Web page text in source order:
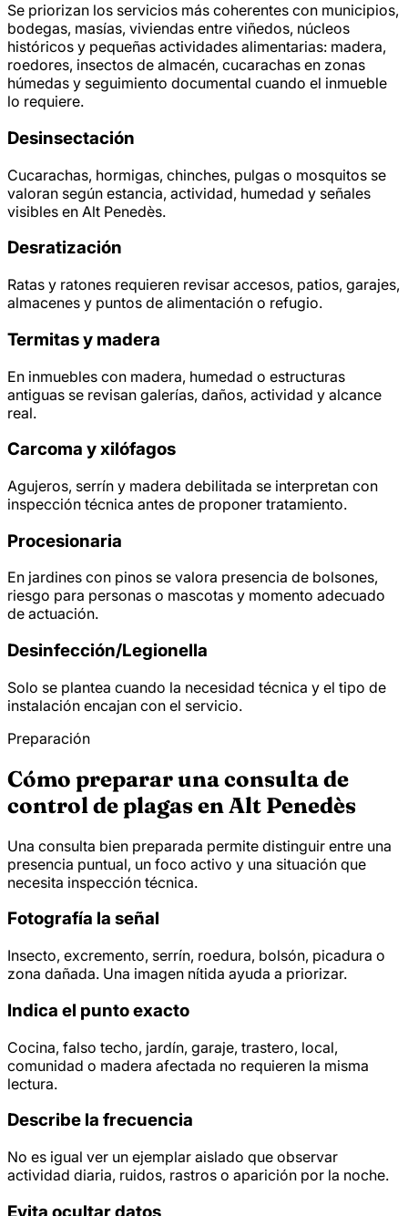
Se priorizan los servicios más coherentes con municipios,
bodegas, masías, viviendas entre viñedos, núcleos
históricos y pequeñas actividades alimentarias: madera,
roedores, insectos de almacén, cucarachas en zonas
húmedas y seguimiento documental cuando el inmueble
lo requiere.
Desinsectación
Cucarachas, hormigas, chinches, pulgas o mosquitos se
valoran según estancia, actividad, humedad y señales
visibles en Alt Penedès.
Desratización
Ratas y ratones requieren revisar accesos, patios, garajes,
almacenes y puntos de alimentación o refugio.
Termitas y madera
En inmuebles con madera, humedad o estructuras
antiguas se revisan galerías, daños, actividad y alcance
real.
Carcoma y xilófagos
Agujeros, serrín y madera debilitada se interpretan con
inspección técnica antes de proponer tratamiento.
Procesionaria
En jardines con pinos se valora presencia de bolsones,
riesgo para personas o mascotas y momento adecuado
de actuación.
Desinfección/Legionella
Solo se plantea cuando la necesidad técnica y el tipo de
instalación encajan con el servicio.
Preparación
Cómo preparar una consulta de
control de plagas en Alt Penedès
Una consulta bien preparada permite distinguir entre una
presencia puntual, un foco activo y una situación que
necesita inspección técnica.
Fotografía la señal
Insecto, excremento, serrín, roedura, bolsón, picadura o
zona dañada. Una imagen nítida ayuda a priorizar.
Indica el punto exacto
Cocina, falso techo, jardín, garaje, trastero, local,
comunidad o madera afectada no requieren la misma
lectura.
Describe la frecuencia
No es igual ver un ejemplar aislado que observar
actividad diaria, ruidos, rastros o aparición por la noche.
Evita ocultar datos